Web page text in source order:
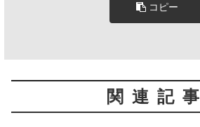
コピー
関連記事